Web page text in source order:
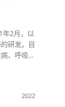
年2月，以
研发。目
、呼吸系
2022